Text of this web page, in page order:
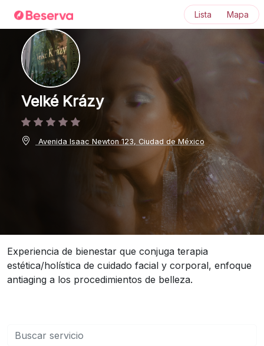
Lista Mapa
Velké Krázy
Avenida Isaac Newton 123, Ciudad de México
Experiencia de bienestar que conjuga terapia
estética/holística de cuidado facial y corporal, enfoque
antiaging a los procedimientos de belleza.